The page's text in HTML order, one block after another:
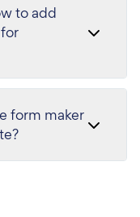
to add
form maker